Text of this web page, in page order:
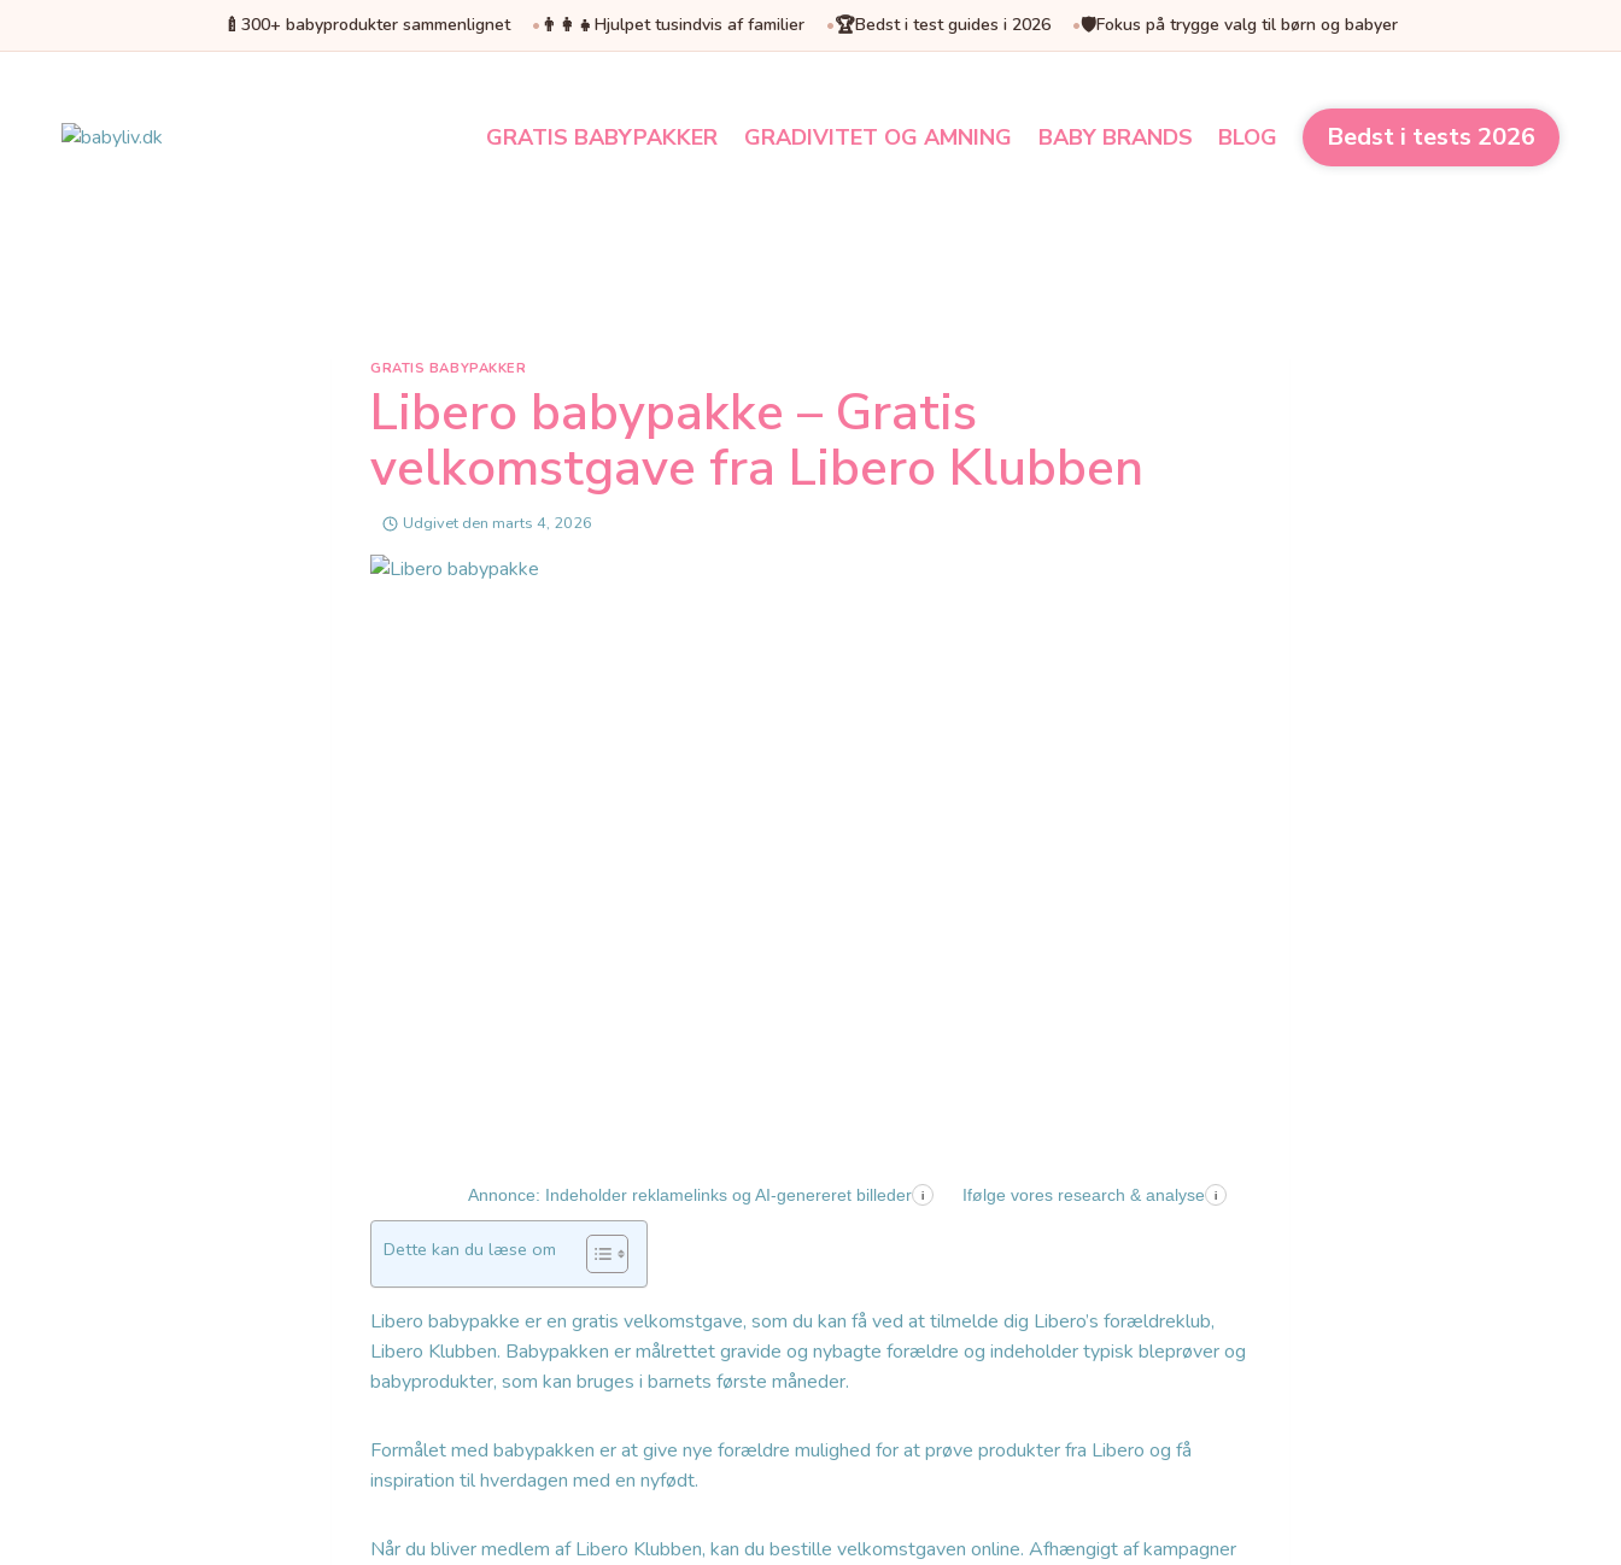
🍼 300+ babyprodukter sammenlignet 👨‍👩‍👧 Hjulpet tusindvis af familier 🏆Bedst i test guides i 2026 🛡️Fokus på trygge valg til børn og babyer
GRATIS BABYPAKKER GRADIVITET OG AMNING BABY BRANDS BLOG Bedst i tests 2026
GRATIS BABYPAKKER
Libero babypakke – Gratis
velkomstgave fra Libero Klubben
Udgivet den marts 4, 2026
Annonce: Indeholder reklamelinks og AI-genereret billeder i Ifølge vores research & analyse i
Dette kan du læse om
Libero babypakke er en gratis velkomstgave, som du kan få ved at tilmelde dig Libero’s forældreklub,
Libero Klubben. Babypakken er målrettet gravide og nybagte forældre og indeholder typisk bleprøver og
babyprodukter, som kan bruges i barnets første måneder.
Formålet med babypakken er at give nye forældre mulighed for at prøve produkter fra Libero og få
inspiration til hverdagen med en nyfødt.
Når du bliver medlem af Libero Klubben, kan du bestille velkomstgaven online. Afhængigt af kampagner